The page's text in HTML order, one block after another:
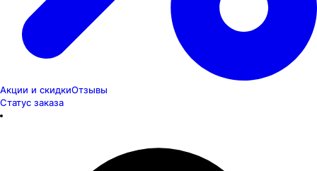
Акции и скидкиОтзывы
Статус заказа